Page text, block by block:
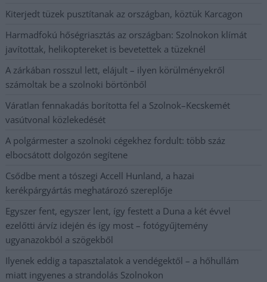
Kiterjedt tüzek pusztítanak az országban, köztük Karcagon
Harmadfokú hőségriasztás az országban: Szolnokon klímát
javítottak, helikoptereket is bevetettek a tüzeknél
A zárkában rosszul lett, elájult – ilyen körülményekről
számoltak be a szolnoki börtönből
Váratlan fennakadás borította fel a Szolnok–Kecskemét
vasútvonal közlekedését
A polgármester a szolnoki cégekhez fordult: több száz
elbocsátott dolgozón segítene
Csődbe ment a tószegi Accell Hunland, a hazai
kerékpárgyártás meghatározó szereplője
Egyszer fent, egyszer lent, így festett a Duna a két évvel
ezelőtti árvíz idején és így most – fotógyűjtemény
ugyanazokból a szögekből
Ilyenek eddig a tapasztalatok a vendégektől – a hőhullám
miatt ingyenes a strandolás Szolnokon